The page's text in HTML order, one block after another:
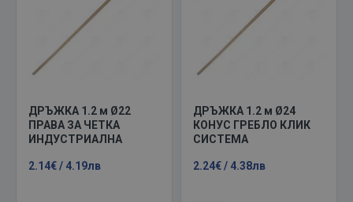
ДРЪЖКА 1.2 м Ø22
ПРАВА ЗА ЧЕТКА
ИНДУСТРИАЛНА
2.14€ / 4.19лв
ДРЪЖКА 1.2 м Ø24
КОНУС ГРЕБЛО КЛИК
СИСТЕМА
2.24€ / 4.38лв